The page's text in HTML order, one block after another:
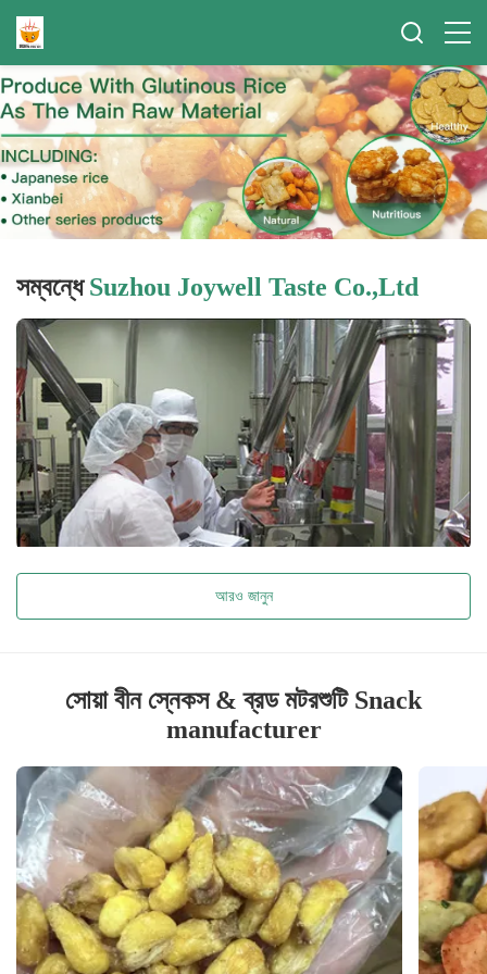
সম্বন্ধেSuzhou Joywell Taste Co.,Ltd
আরও জানুন
সোয়া বীন স্নেকস & ব্রড মটরশুটি Snack
manufacturer